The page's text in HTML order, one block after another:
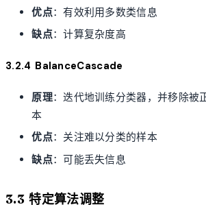
优点：有效利用多数类信息
缺点：计算复杂度高
3.2.4 BalanceCascade
原理：迭代地训练分类器，并移除被
本
优点：关注难以分类的样本
缺点：可能丢失信息
3.3 特定算法调整